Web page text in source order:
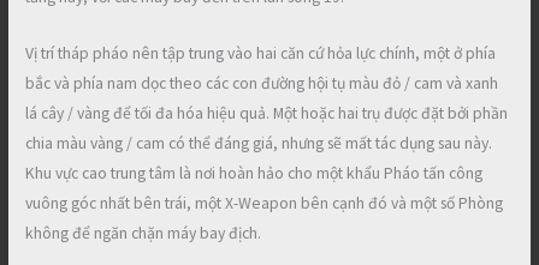
Vị trí tháp pháo nên tập trung vào hai căn cứ hỏa lực chính, một ở phía
bắc và phía nam dọc theo các con đường hội tụ màu đỏ / cam và xanh
lá cây / vàng để tối đa hóa hiệu quả. Một hoặc hai trụ được đặt bởi phần
chia màu vàng / cam có thể đáng giá, nhưng sẽ mất tác dụng sau này.
Khu vực cao trung tâm là nơi hoàn hảo cho một khẩu Pháo tấn công
vuông góc nhất bên trái, một X-Weapon bên cạnh đó và một số Phòng
không để ngăn chặn máy bay địch.